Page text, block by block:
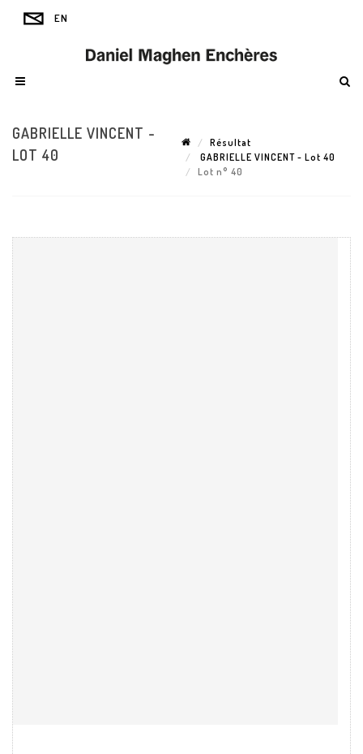
GABRIELLE VINCENT -
LOT 40
Résultat
GABRIELLE VINCENT - Lot 40
Lot n° 40